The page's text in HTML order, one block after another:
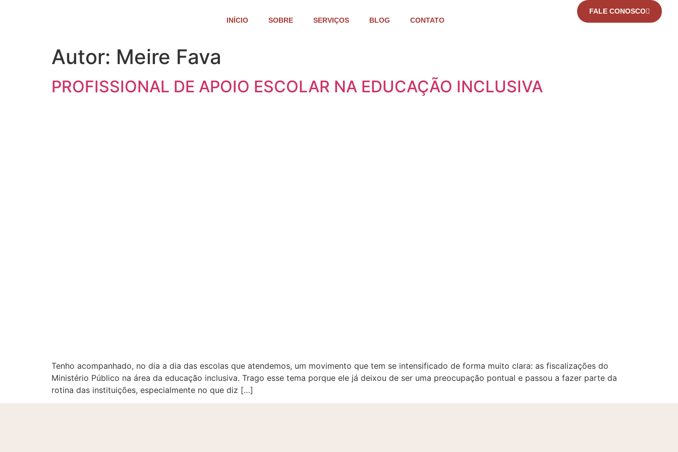
INÍCIO SOBRE SERVIÇOS BLOG CONTATO
FALE CONOSCO
Autor: Meire Fava
PROFISSIONAL DE APOIO ESCOLAR NA EDUCAÇÃO INCLUSIVA
Tenho acompanhado, no dia a dia das escolas que atendemos, um movimento que tem se intensificado de forma muito clara: as fiscalizações do
Ministério Público na área da educação inclusiva. Trago esse tema porque ele já deixou de ser uma preocupação pontual e passou a fazer parte da
rotina das instituições, especialmente no que diz […]